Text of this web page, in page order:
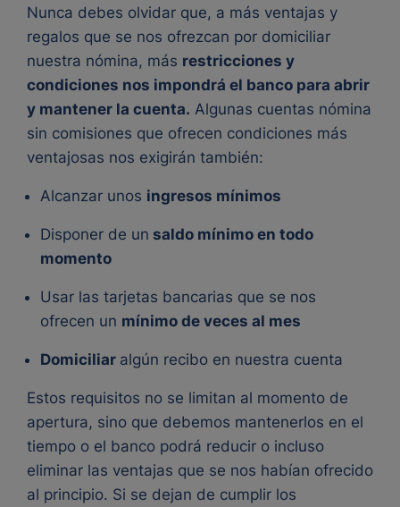
Nunca debes olvidar que, a más ventajas y
regalos que se nos ofrezcan por domiciliar
nuestra nómina, más restricciones y
condiciones nos impondrá el banco para abrir
y mantener la cuenta. Algunas cuentas nómina
sin comisiones que ofrecen condiciones más
ventajosas nos exigirán también:
Alcanzar unos ingresos mínimos
Disponer de un saldo mínimo en todo
momento
Usar las tarjetas bancarias que se nos
ofrecen un mínimo de veces al mes
Domiciliar algún recibo en nuestra cuenta
Estos requisitos no se limitan al momento de
apertura, sino que debemos mantenerlos en el
tiempo o el banco podrá reducir o incluso
eliminar las ventajas que se nos habían ofrecido
al principio. Si se dejan de cumplir los